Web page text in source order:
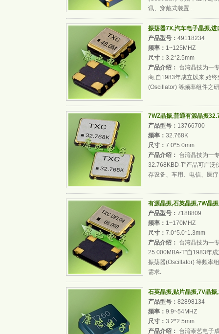
讯、穿戴式装置...
振荡器7X,汽车电子晶振,
产品型号： 49118234
频率： 1~125MHZ
尺寸： 3.2*2.5mm
产品介绍： 台湾晶技为一
商,自1983年成立以来,始
(Oscillator) 等频率组件之
7WZ晶振,普通有源晶振
产品型号： 13766700
频率： 32.768K
尺寸： 7.0*5.0mm
产品介绍： 台湾晶技为一
32.768KBD-T"产品可广泛
存设备、车用、电信、医
有源晶振,石英晶振,7W晶
产品型号： 7188809
频率： 1~170MHZ
尺寸： 7.0*5.0*1.3mm
产品介绍： 台湾晶技为一
25.000MBA-T"自1983年
振荡器(Oscillator) 等频率
需求.
石英晶振,贴片晶振,7V晶
产品型号： 82898134
频率： 9.9~54MHZ
尺寸： 3.2*2.5mm
产品介绍： 台湾泰艺电子